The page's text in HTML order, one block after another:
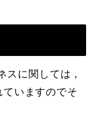
スに関しては，
いますのでそ